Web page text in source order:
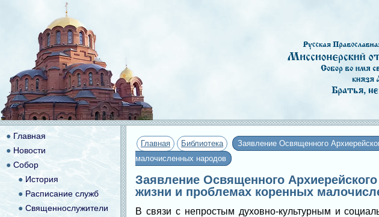
Главная Библиотека
Заявление Освященного
малочисленных народов
Заявление Освященного
жизни и проблемах коренных
В связи с непростым духовно-культурным и
● Главная
● Новости
● Собор
● История
● Расписание служб
● Священнослужители